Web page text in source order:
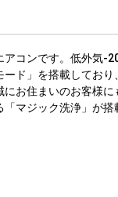
アコンです。低外気-
ード」を搭載してお
にお住まいのお客様
マジック洗浄」が搭